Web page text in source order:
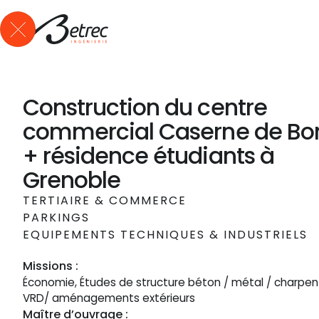
Qui sommes-nous ?
Construction du centre
commercial Caserne de
+ résidence étudiants à
Grenoble
TERTIAIRE & COMMERCE
PARKINGS
EQUIPEMENTS TECHNIQUES & INDUSTRIELS
Missions :
Économie, Études de structure béton / métal /
VRD/ aménagements extérieurs
Maître d’ouvrage :